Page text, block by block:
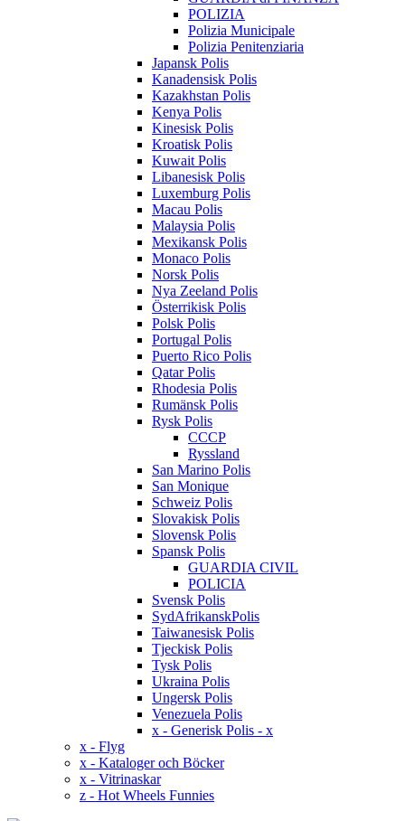
POLIZIA
Polizia Municipale
Polizia Penitenziaria
Japansk Polis
Kanadensisk Polis
Kazakhstan Polis
Kenya Polis
Kinesisk Polis
Kroatisk Polis
Kuwait Polis
Libanesisk Polis
Luxemburg Polis
Macau Polis
Malaysia Polis
Mexikansk Polis
Monaco Polis
Norsk Polis
Nya Zeeland Polis
Österrikisk Polis
Polsk Polis
Portugal Polis
Puerto Rico Polis
Qatar Polis
Rhodesia Polis
Rumänsk Polis
Rysk Polis
CCCP
Ryssland
San Marino Polis
San Monique
Schweiz Polis
Slovakisk Polis
Slovensk Polis
Spansk Polis
GUARDIA CIVIL
POLICIA
Svensk Polis
SydAfrikanskPolis
Taiwanesisk Polis
Tjeckisk Polis
Tysk Polis
Ukraina Polis
Ungersk Polis
Venezuela Polis
x - Generisk Polis - x
x - Flyg
x - Kataloger och Böcker
x - Vitrinaskar
z - Hot Wheels Funnies